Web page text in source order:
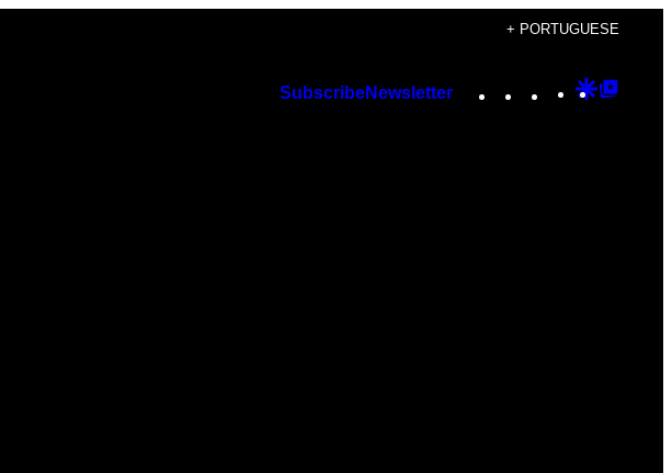
+ PORTUGUESE
SubscribeNewsletter Instagram
TikTok
YouTube
Google